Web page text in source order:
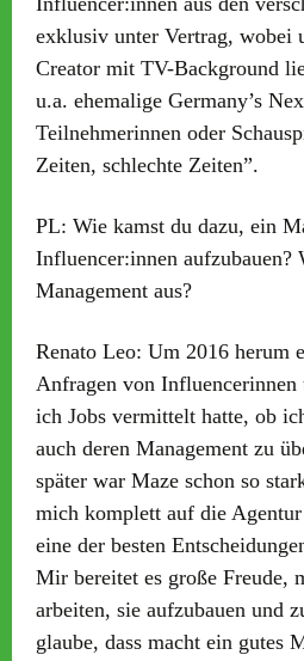
exklusiv unter Vertrag, wobei
Creator mit TV-Background
u.a. ehemalige Germany’s
Teilnehmerinnen oder
Zeiten, schlechte Zeiten”.
PL: Wie kamst du dazu, ein
Influencer:innen aufzubauen?
Management aus?
Renato Leo: Um 2016 herum
Anfragen von Influencerinnen
ich Jobs vermittelt hatte, ob
auch deren Management zu
später war Maze schon so
mich komplett auf die
eine der besten
Mir bereitet es große Freude,
arbeiten, sie aufzubauen und
glaube, dass macht ein gutes